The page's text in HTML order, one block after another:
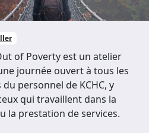
of Poverty est un atelier
journée ouvert à tous les
personnel de KCHC, y
qui travaillent dans la
la prestation de services.